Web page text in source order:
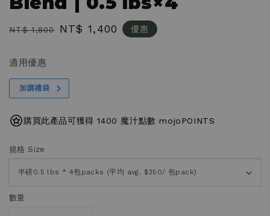
Regular
NT$ 1,800
Sale
NT$ 1,400 優惠
適用優惠
加購禮袋
購買此產品可獲得 1400 魔汁點數 mojoPOINTS
規格 Size
數量